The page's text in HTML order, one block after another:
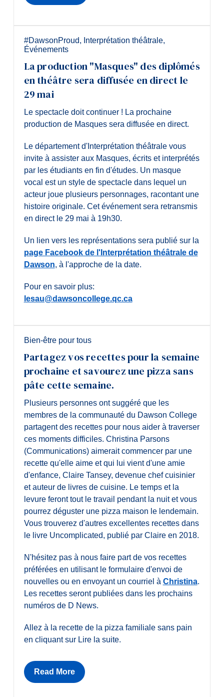
#DawsonProud, Interprétation théâtrale,
Événements
La production "Masques" des diplômés
en théâtre sera diffusée en direct le
29 mai
Le spectacle doit continuer ! La prochaine
production de Masques sera diffusée en direct.
Le département d'Interprétation théâtrale vous
invite à assister aux Masques, écrits et interprétés
par les étudiants en fin d'études. Un masque
vocal est un style de spectacle dans lequel un
acteur joue plusieurs personnages, racontant une
histoire originale. Cet événement sera retransmis
en direct le 29 mai à 19h30.
Un lien vers les représentations sera publié sur la
page Facebook de l'Interprétation théâtrale de
Dawson, à l'approche de la date.
Pour en savoir plus:
lesau@dawsoncollege.qc.ca
Bien-être pour tous
Partagez vos recettes pour la semaine
prochaine et savourez une pizza sans
pâte cette semaine.
Plusieurs personnes ont suggéré que les
membres de la communauté du Dawson College
partagent des recettes pour nous aider à traverser
ces moments difficiles. Christina Parsons
(Communications) aimerait commencer par une
recette qu'elle aime et qui lui vient d'une amie
d'enfance, Claire Tansey, devenue chef cuisinier
et auteur de livres de cuisine. Le temps et la
levure feront tout le travail pendant la nuit et vous
pourrez déguster une pizza maison le lendemain.
Vous trouverez d'autres excellentes recettes dans
le livre Uncomplicated, publié par Claire en 2018.
N'hésitez pas à nous faire part de vos recettes
préférées en utilisant le formulaire d'envoi de
nouvelles ou en envoyant un courriel à Christina.
Les recettes seront publiées dans les prochains
numéros de D News.
Allez à la recette de la pizza familiale sans pain
en cliquant sur Lire la suite.
Read More